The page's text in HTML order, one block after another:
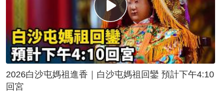
2026白沙屯媽祖進香｜白沙屯媽祖回鑾 預計下午4:10
回宮